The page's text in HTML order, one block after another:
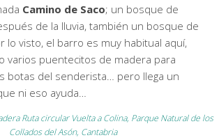
Camino de Saco; un bosque de
de la lluvia, también un bosque de
lo visto, el barro es muy habitual aquí,
varios puentecitos de madera para
botas del senderista… pero llega un
ni eso ayuda…